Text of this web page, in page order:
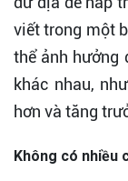
viết trong một
thể ảnh hưởng
khác nhau,
hơn và tăng
Không có nhiều